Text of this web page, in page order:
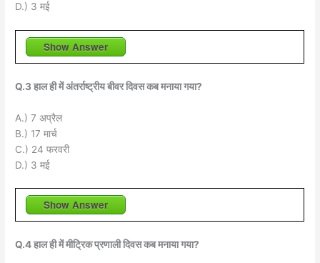
D.) 3 मई
Show Answer
Q.3 हाल ही में अंतर्राष्ट्रीय बीवर दिवस कब मनाया गया?
A.) 7 अप्रैल
B.) 17 मार्च
C.) 24 फरवरी
D.) 3 मई
Show Answer
Q.4 हाल ही में मीट्रिक प्रणाली दिवस कब मनाया गया?